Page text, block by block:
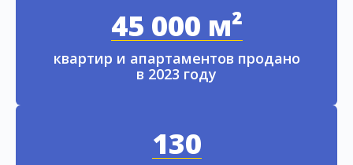
45 000 м²
квартир и апартаментов продано
в 2023 году
130